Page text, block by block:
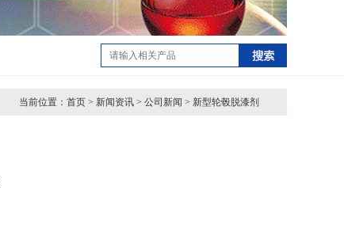
当前位置：首页 > 新闻资讯 > 公司新闻 > 新型轮毂脱漆剂